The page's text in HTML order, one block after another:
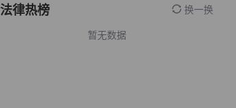
法律热榜 换一换
暂无数据